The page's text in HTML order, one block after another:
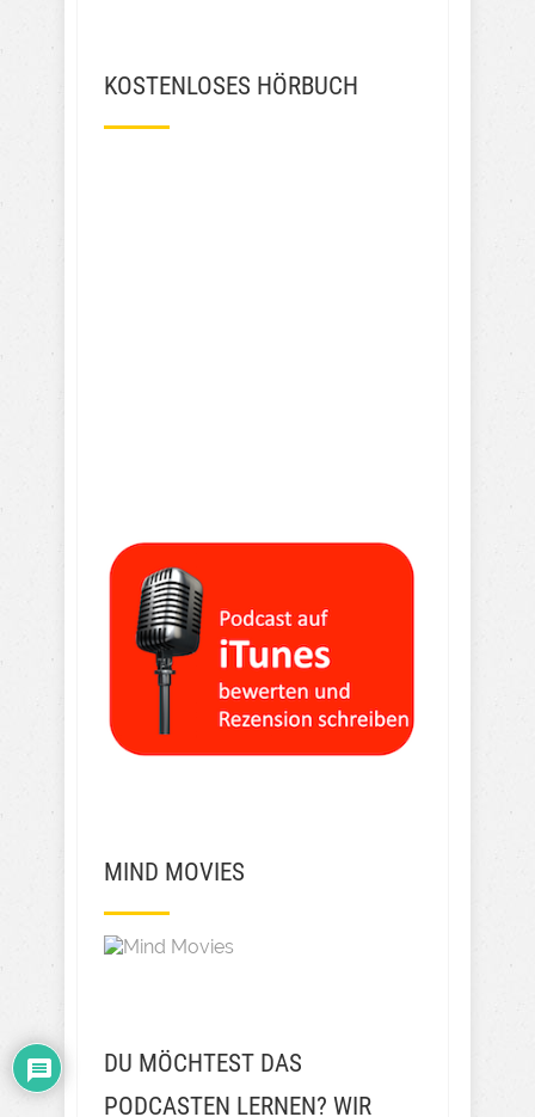
KOSTENLOSES HÖRBUCH
MIND MOVIES
DU MÖCHTEST DAS
PODCASTEN LERNEN? WIR